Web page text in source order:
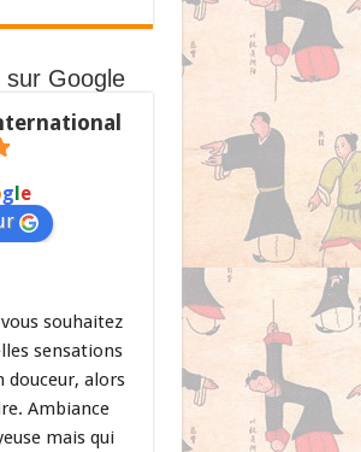
sur Google
g e
souhaitez
sensations
douceur, alors
Ambiance
mais qui